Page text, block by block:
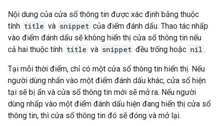
Nội dung của cửa sổ thông tin được xác định bằng thuộc
tính title và snippet của điểm đánh dấu. Thao tác nhấp
vào điểm đánh dấu sẽ không hiển thị cửa sổ thông tin nếu
cả hai thuộc tính title và snippet đều trống hoặc nil .
Tại mỗi thời điểm, chỉ có một cửa sổ thông tin hiển thị. Nếu
người dùng nhấn vào một điểm đánh dấu khác, cửa sổ hiện
tại sẽ bị ẩn và cửa sổ thông tin mới sẽ mở ra. Nếu người
dùng nhấp vào một điểm đánh dấu hiện đang hiển thị cửa sổ
thông tin, thì cửa sổ thông tin đó sẽ đóng và mở lại.